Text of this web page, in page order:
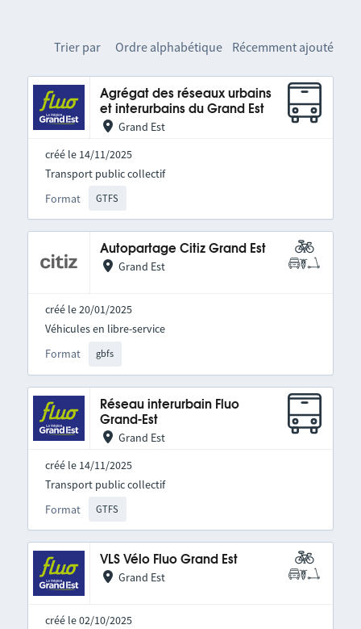
Trier par Ordre alphabétique Récemment ajouté
Agrégat des réseaux urbains
et interurbains du Grand Est
Grand Est
créé le 14/11/2025
Format GTFS
Transport public collectif
Autopartage Citiz Grand Est
Grand Est
créé le 20/01/2025
Format gbfs
Véhicules en libre-service
Réseau interurbain Fluo
Grand-Est
Grand Est
créé le 14/11/2025
Format GTFS
Transport public collectif
VLS Vélo Fluo Grand Est
Grand Est
créé le 02/10/2025